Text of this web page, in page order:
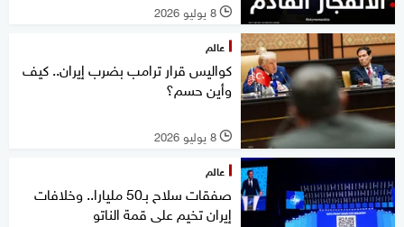
l 8 يوليو 2026
عالم
كواليس قرار ترامب بضرب إيران.. كيف
وأين حسم؟
l 8 يوليو 2026
عالم
صفقات سلاح بـ50 مليارا.. وخلافات
إيران تخيم على قمة الناتو